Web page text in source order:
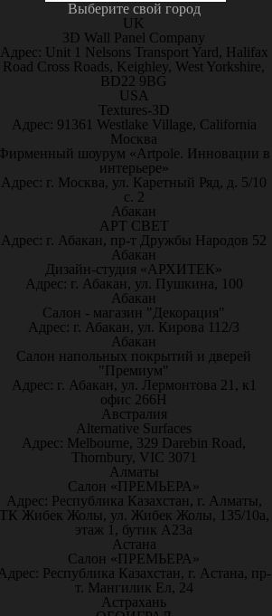
Выберите свой город
UK
3D Wall Panel Company
Адрес: Unit 1 Nelsons Transport Yard, Halifax
Road Cross Roads, Keighley, West Yorkshire,
BD22 9BG
USA
Textures-3D
Адрес: 91361 Westlake Village, California
Москва
шоурум «Artpole. Инновации в
интерьере»
Адрес: г. Москва, ул. Каретный Ряд, д. 5/10
с. 2
Абакан
АРТ СВЕТ
Адрес: г. Абакан, пр-т Дружбы Народов 52
Абакан
Дизайн-студия «АРХИТЕК»
Адрес: г. Абакан, ул. Пушкина, 100
Абакан
Салон - магазин "Декорация"
Адрес: г. Абакан, ул. Кирова 112/3
Абакан
Салон напольных покрытий и дверей
"Премиум"
Адрес: г. Абакан, ул. Лермонтова 21, к1
офис 266Н
Австралия
Alternative Surfaces
Адрес: Melbourne, 329 Darebin Road,
Thornbury, VIC 3071
Алматы
Салон «ПРЕМЬЕРА»
Адрес: Республика Казахстан, г. Алматы,
Жибек Жолы, ул. Жибек Жолы, 135/10а,
этаж 1, бутик А23а
Астана
Салон «ПРЕМЬЕРА»
Республика Казахстан, г. Астана, пр-
т. Мангилик Ел, 24
Астрахань